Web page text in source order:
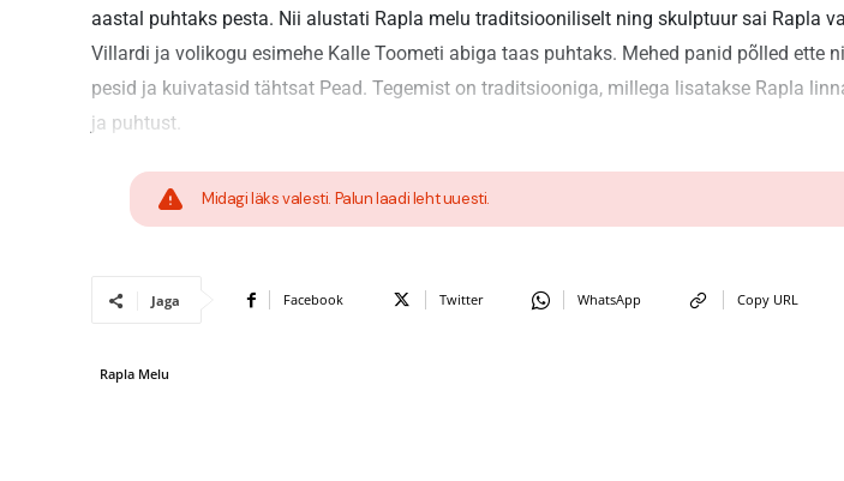
aastal puhtaks pesta. Nii alustati Rapla melu traditsiooniliselt ning skulptuur sai Rapla
Villardi ja volikogu esimehe Kalle Toometi abiga taas puhtaks. Mehed panid põlled ette
pesid ja kuivatasid tähtsat Pead. Tegemist on traditsiooniga, millega lisatakse Rapla
ja puhtust.
Midagi läks valesti. Palun laadi leht uuesti.
Jaga Facebook Twitter WhatsApp Copy URL
Rapla Melu